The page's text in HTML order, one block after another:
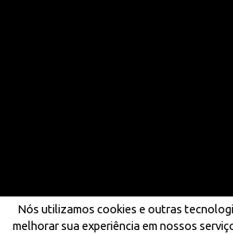
Nós utilizamos cookies e outras
melhorar sua experiência em nossos